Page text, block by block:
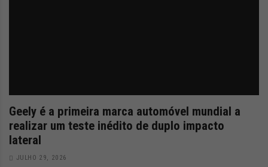
Geely é a primeira marca automóvel mundial a
realizar um teste inédito de duplo impacto
lateral
JULHO 29, 2026